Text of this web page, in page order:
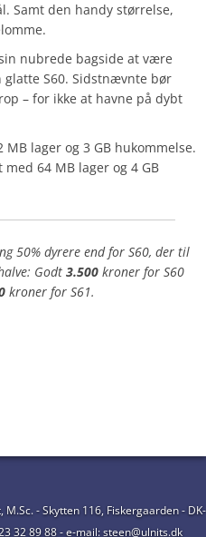
Samt den handy størrelse,
nubrede bagside at være
S60. Sidstnævnte bør
– for ikke at havne på dybt
lager og 3 GB hukommelse.
64 MB lager og 4 GB
50% dyrere end for S60, der til
Godt 3.500 kroner for S60
kroner for S61.
- Skytten 116, Fiskergaarden - DK-
32 89 88 - e-mail: steen@ulnits.dk